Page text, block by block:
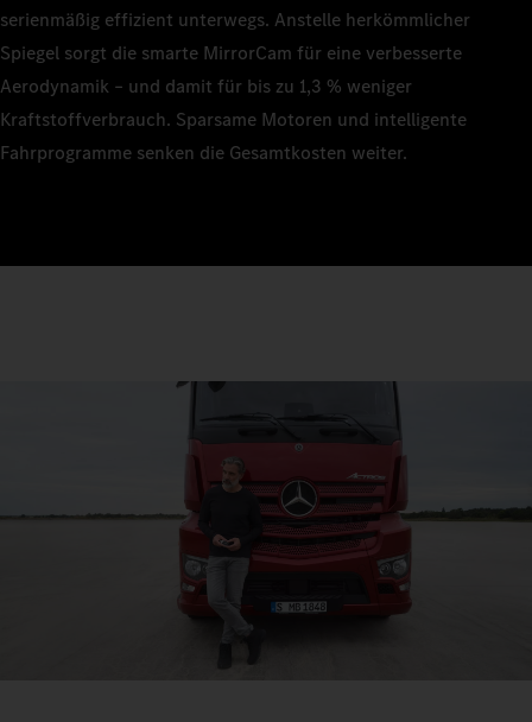
serienmäßig effizient unterwegs. Anstelle herkömmlicher
Spiegel sorgt die smarte MirrorCam für eine verbesserte
Aerodynamik – und damit für bis zu 1,3 % weniger
Kraftstoffverbrauch. Sparsame Motoren und intelligente
Fahrprogramme senken die Gesamtkosten weiter.